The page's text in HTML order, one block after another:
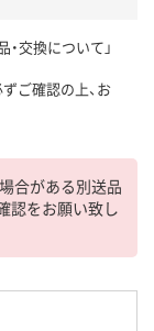
・交換について」
ずご確認の上、お
合がある別送品
認をお願い致し